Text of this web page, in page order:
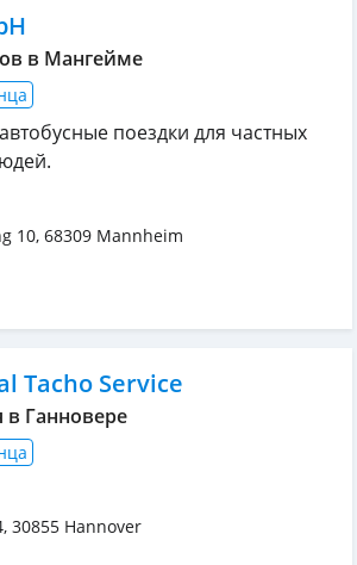
в Мангейме
поездки для частных
10, 68309 Mannheim
Tacho Service
в Ганновере
, 30855 Hannover